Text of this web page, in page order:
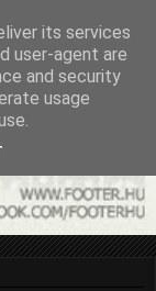
its services
user-agent are
and security
usage